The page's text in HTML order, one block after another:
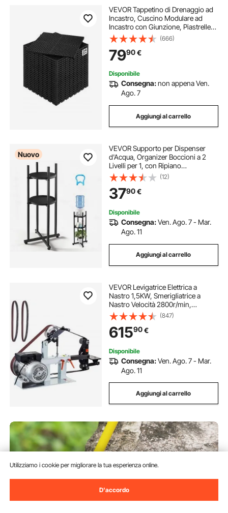
VEVOR Tappetino di Drenaggio ad
Incastro, Cuscino Modulare ad
Incastro con Giunzione, Piastrelle
per Pavimenti Antiscivolo e
Tappetino per Doccia Garage
Giardino Cucina 415 x 415 mm 24
Pezzi Nero
(666)
7990€
Disponibile
Consegna:non appena Ven.
Ago. 7
Aggiungi al carrello
Nuovo
VEVOR Supporto per Dispenser
d'Acqua, Organizer Boccioni a 2
Livelli per 1, con Ripiano
Portaoggetti Rimovibile, Base
Stabile a Croce, Colore Nero, per
Distributori Acqua in Cucina Ufficio
Soggiorno
(12)
3790€
Disponibile
Consegna:Ven. Ago. 7 - Mar.
Ago. 11
Aggiungi al carrello
VEVOR Levigatrice Elettrica a
Nastro 1,5KW, Smerigliatrice a
Nastro Velocità 2800r/min,
Levigatrice a Nastro con Diversi Tipi
di Rettifica, per Lucidatura di
Utensili, Metalli, Legno, Acrilico
(847)
61590€
Disponibile
Consegna:Ven. Ago. 7 - Mar.
Ago. 11
Aggiungi al carrello
Utilizziamo i cookie per migliorare la tua esperienza online.
D'accordo